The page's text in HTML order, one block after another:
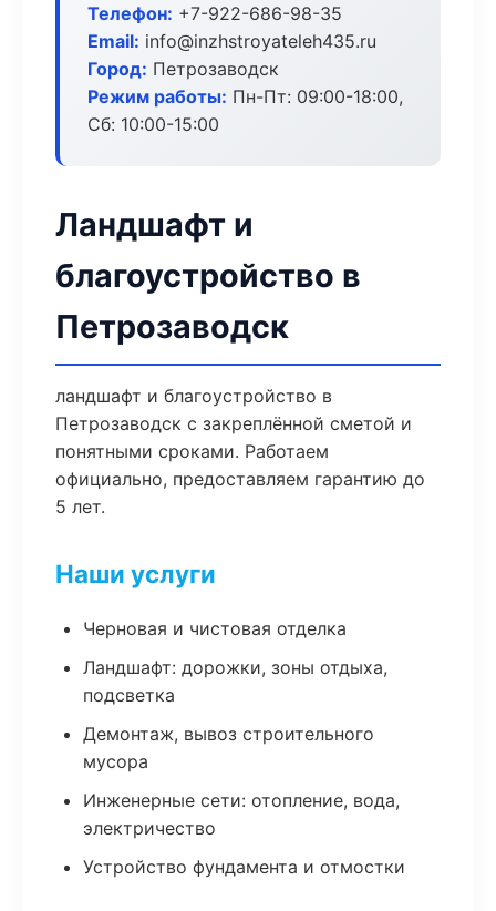
Телефон: +7-922-686-98-35
Email: info@inzhstroyateleh435.ru
Город: Петрозаводск
Режим работы: Пн-Пт: 09:00-18:00,
Сб: 10:00-15:00
Ландшафт и
благоустройство в
Петрозаводск
ландшафт и благоустройство в
Петрозаводск с закреплённой сметой и
понятными сроками. Работаем
официально, предоставляем гарантию до
5 лет.
Наши услуги
Черновая и чистовая отделка
Ландшафт: дорожки, зоны отдыха,
подсветка
Демонтаж, вывоз строительного
мусора
Инженерные сети: отопление, вода,
электричество
Устройство фундамента и отмостки